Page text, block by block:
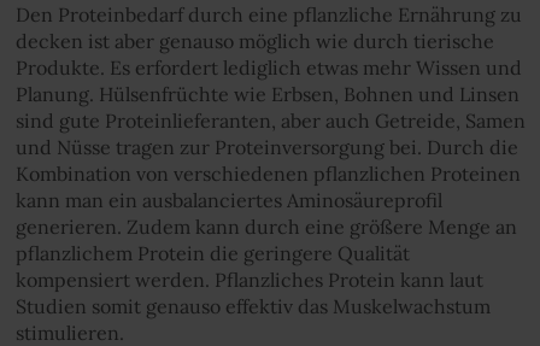
Den Proteinbedarf durch eine pflanzliche Ernährung zu
decken ist aber genauso möglich wie durch tierische
Produkte. Es erfordert lediglich etwas mehr Wissen und
Planung. Hülsenfrüchte wie Erbsen, Bohnen und Linsen
sind gute Proteinlieferanten, aber auch Getreide, Samen
und Nüsse tragen zur Proteinversorgung bei. Durch die
Kombination von verschiedenen pflanzlichen Proteinen
kann man ein ausbalanciertes Aminosäureprofil
generieren. Zudem kann durch eine größere Menge an
pflanzlichem Protein die geringere Qualität
kompensiert werden. Pflanzliches Protein kann laut
Studien somit genauso effektiv das Muskelwachstum
stimulieren.